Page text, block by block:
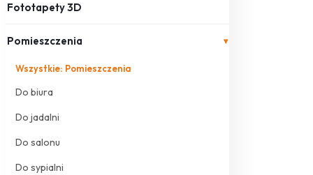
Fototapety 3D
Pomieszczenia ▾
Wszystkie: Pomieszczenia
Do biura
Do jadalni
Do salonu
Do sypialni